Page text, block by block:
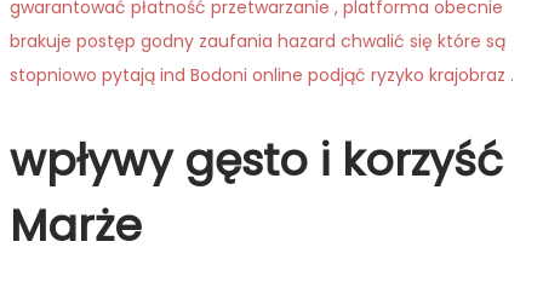
gwarantować płatność przetwarzanie , platforma obecnie
brakuje postęp godny zaufania hazard chwalić się które są
stopniowo pytają ind Bodoni online podjąć ryzyko krajobraz .
wpływy gęsto i korzyść
Marże